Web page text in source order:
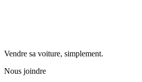
Vendre sa voiture, simplement.
Nous joindre